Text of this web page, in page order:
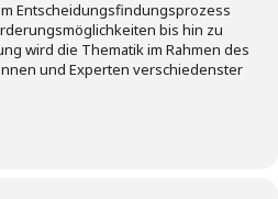
Entscheidungsfindungsprozess
bis hin zu
wird die Thematik im Rahmen des
und Experten verschiedenster